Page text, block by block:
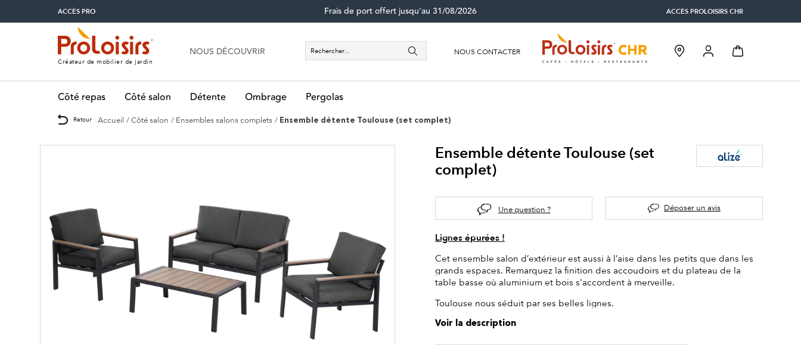
ACCÈS PRO ACCÈS PROLOISIRS CHR
Frais de port offert jusqu'au 31/08/2026
Créateur de mobilier de jardin
NOUS DÉCOUVRIR NOUS CONTACTER
Côté repas Côté salon Détente Ombrage Pergolas
Retour Accueil Côté salon Ensembles salons complets Ensemble détente Toulouse (set complet)
Ensemble détente Toulouse (set
complet)
Une question ? Déposer un avis
Lignes épurées !
Cet ensemble salon d’extérieur est aussi à l’aise dans les petits que dans les
grands espaces. Remarquez la finition des accoudoirs et du plateau de la
table basse où aluminium et bois s'accordent à merveille.
Toulouse nous séduit par ses belles lignes.
Voir la description